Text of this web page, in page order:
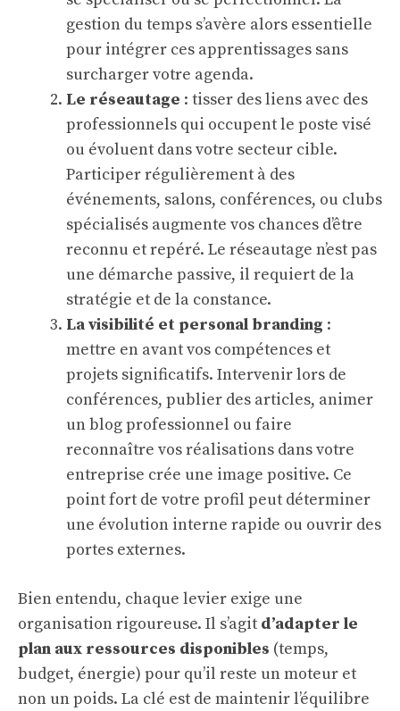
gestion du temps s’avère alors essentielle
pour intégrer ces apprentissages sans
surcharger votre agenda.
Le réseautage : tisser des liens avec des
professionnels qui occupent le poste visé
ou évoluent dans votre secteur cible.
Participer régulièrement à des
événements, salons, conférences, ou clubs
spécialisés augmente vos chances d’être
reconnu et repéré. Le réseautage n’est pas
une démarche passive, il requiert de la
stratégie et de la constance.
La visibilité et personal branding :
mettre en avant vos compétences et
projets significatifs. Intervenir lors de
conférences, publier des articles, animer
un blog professionnel ou faire
reconnaître vos réalisations dans votre
entreprise crée une image positive. Ce
point fort de votre profil peut déterminer
une évolution interne rapide ou ouvrir des
portes externes.
Bien entendu, chaque levier exige une
organisation rigoureuse. Il s’agit d’adapter le
plan aux ressources disponibles (temps,
budget, énergie) pour qu’il reste un moteur et
non un poids. La clé est de maintenir l’équilibre